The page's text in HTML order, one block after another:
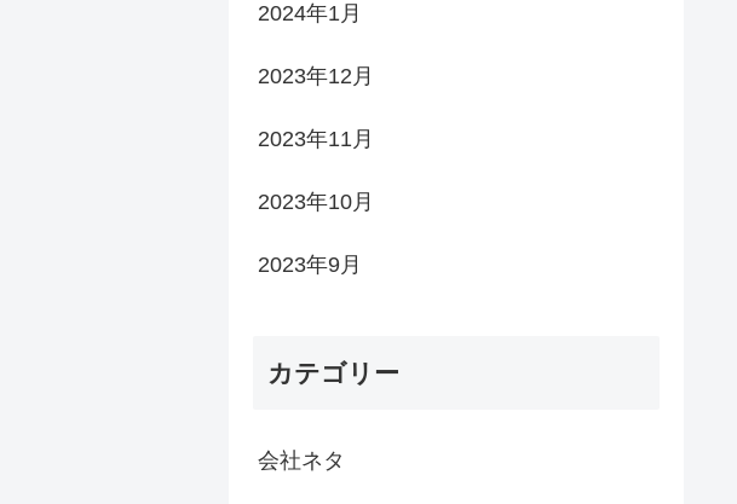
2024年1月
2023年12月
2023年11月
2023年10月
2023年9月
カテゴリー
会社ネタ